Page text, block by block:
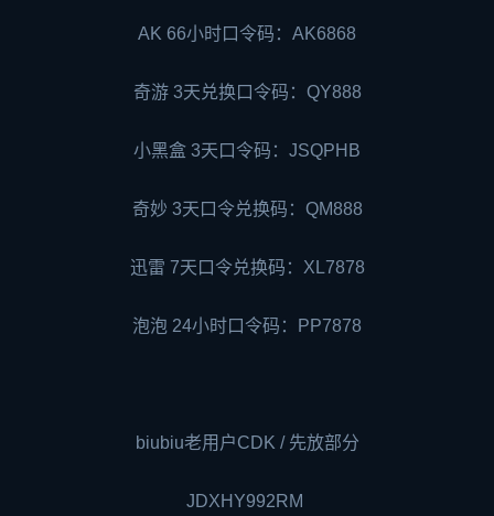
AK 66小时口令码：AK6868
奇游 3天兑换口令码：QY888
小黑盒 3天口令码：JSQPHB
奇妙 3天口令兑换码：QM888
迅雷 7天口令兑换码：XL7878
泡泡 24小时口令码：PP7878
biubiu老用户CDK / 先放部分
JDXHY992RM